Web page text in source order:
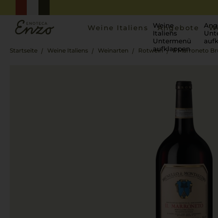
Weine Italiens
Weine
Italiens
Untermenü
aufklappen
Angebote
Startseite Weine Italiens Weinarten Rotwein Il Marroneto